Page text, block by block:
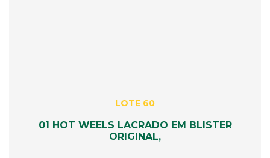
LOTE 60
01 HOT WEELS LACRADO EM BLISTER
ORIGINAL,